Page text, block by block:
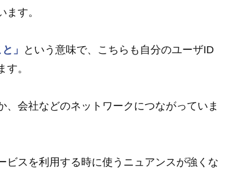
す。
」
という意味で、こちらも自分のユーザID
。
会社などのネットワークにつながっていま
ビスを利用する時に使うニュアンスが強くな